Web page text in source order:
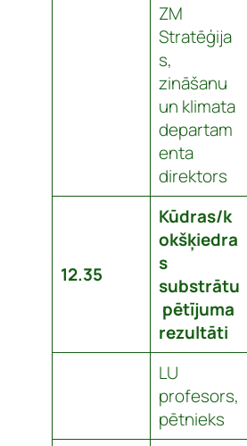
ZM
Stratēģija
s,
zināšanu
un klimata
departam
enta
direktors
12.35
Kūdras/k
okšķiedra
s
substrātu
pētījuma
rezultāti
LU
profesors,
pētnieks